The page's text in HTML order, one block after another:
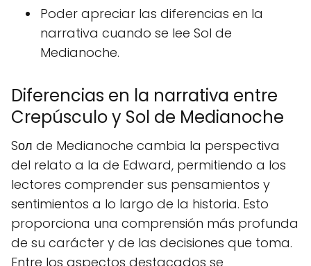
Poder apreciar las diferencias en la
narrativa cuando se lee Sol de
Medianoche.
Diferencias en la narrativa entre
Crepúsculo y Sol de Medianoche
Sол de Medianoche cambia la perspectiva
del relato a la de Edward, permitiendo a los
lectores comprender sus pensamientos y
sentimientos a lo largo de la historia. Esto
proporciona una comprensión más profunda
de su carácter y de las decisiones que toma.
Entre los aspectos destacados se